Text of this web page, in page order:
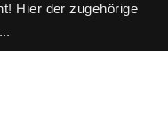
Hier der zugehörige